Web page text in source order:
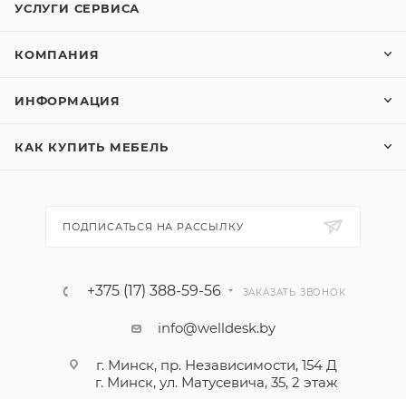
УСЛУГИ СЕРВИСА
КОМПАНИЯ
ИНФОРМАЦИЯ
КАК КУПИТЬ МЕБЕЛЬ
ПОДПИСАТЬСЯ НА РАССЫЛКУ
+375 (17) 388-59-56 ЗАКАЗАТЬ ЗВОНОК
info@welldesk.by
г. Минск, пр. Независимости, 154 Д
г. Минск, ул. Матусевича, 35, 2 этаж